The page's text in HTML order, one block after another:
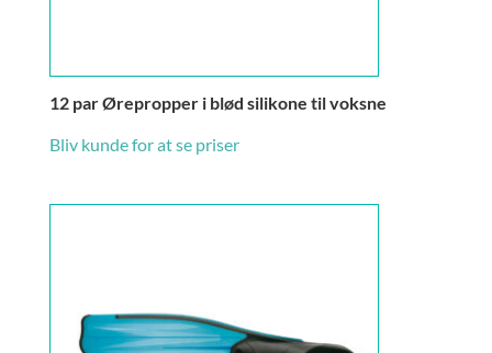
12 par Ørepropper i blød silikone til voksne
Bliv kunde for at se priser